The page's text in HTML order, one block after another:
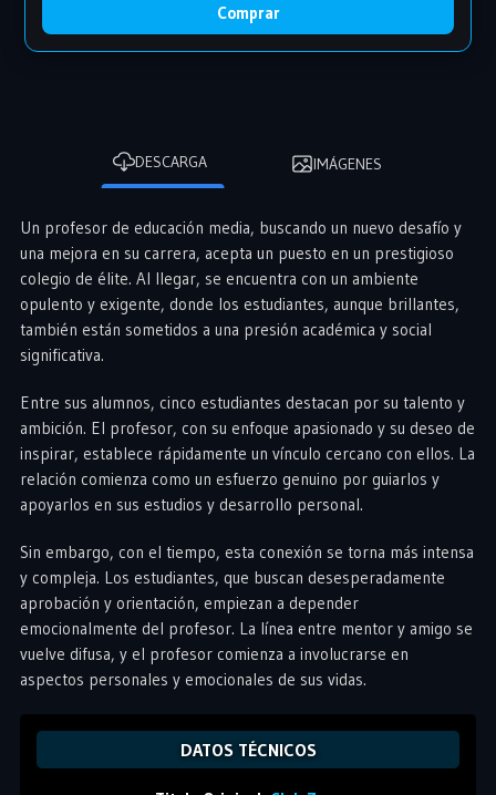
Comprar
DESCARGA IMÁGENES
Un profesor de educación media, buscando un nuevo desafío y
una mejora en su carrera, acepta un puesto en un prestigioso
colegio de élite. Al llegar, se encuentra con un ambiente
opulento y exigente, donde los estudiantes, aunque brillantes,
también están sometidos a una presión académica y social
significativa.
Entre sus alumnos, cinco estudiantes destacan por su talento y
ambición. El profesor, con su enfoque apasionado y su deseo de
inspirar, establece rápidamente un vínculo cercano con ellos. La
relación comienza como un esfuerzo genuino por guiarlos y
apoyarlos en sus estudios y desarrollo personal.
Sin embargo, con el tiempo, esta conexión se torna más intensa
y compleja. Los estudiantes, que buscan desesperadamente
aprobación y orientación, empiezan a depender
emocionalmente del profesor. La línea entre mentor y amigo se
vuelve difusa, y el profesor comienza a involucrarse en
aspectos personales y emocionales de sus vidas.
DATOS TÉCNICOS